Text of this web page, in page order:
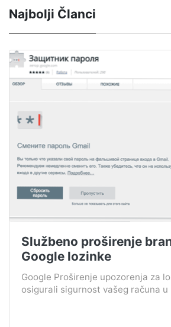
Najbolji Članci
Službeno proširenje
Google lozinke
Google Proširenje upozorenja za
osigurali sigurnost vašeg računa u